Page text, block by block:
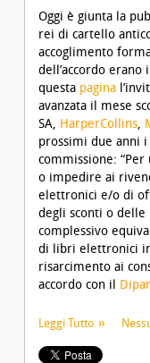
Oggi è giunta la
rei di cartello
accoglimento
dell’accordo
questa pagina
avanzata il mese
SA, HarperCollins,
prossimi due anni
commissione:
o impedire ai
elettronici e/o di
degli sconti o
complessivo
di libri elettronici
risarcimento ai
accordo con il
Leggi Tutto